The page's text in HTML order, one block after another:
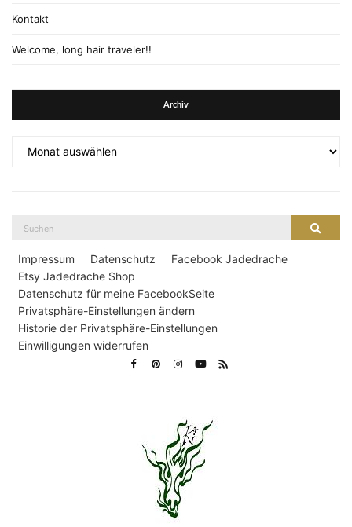
Kontakt
Welcome, long hair traveler!!
Archiv
Impressum Datenschutz
Facebook Jadedrache
Etsy Jadedrache Shop
Datenschutz für meine FacebookSeite
Privatsphäre-Einstellungen ändern
Historie der Privatsphäre-Einstellungen
Einwilligungen widerrufen